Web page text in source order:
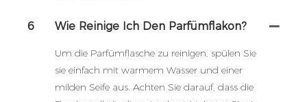
6 Wie Reinige Ich Den Parfümflakon?
Um die Parfümflasche zu reinigen, spülen Sie
sie einfach mit warmem Wasser und einer
milden Seife aus. Achten Sie darauf, dass die